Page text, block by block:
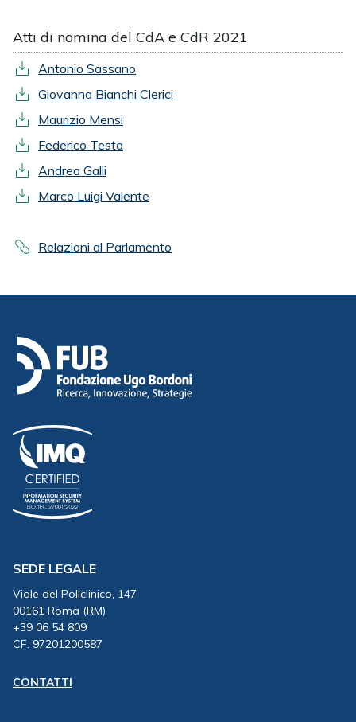
Atti di nomina del CdA e CdR 2021
Antonio Sassano
Giovanna Bianchi Clerici
Maurizio Mensi
Federico Testa
Andrea Galli
Marco Luigi Valente
Relazioni al Parlamento
SEDE LEGALE
Viale del Policlinico, 147
00161 Roma (RM)
+39 06 54 809
CF. 97201200587
CONTATTI